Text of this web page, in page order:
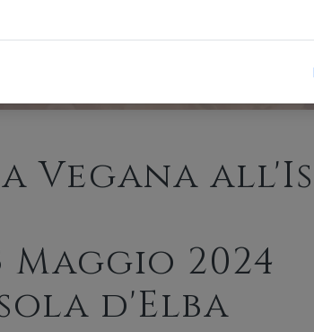
Vegana
Maggio 2024
d'Elba